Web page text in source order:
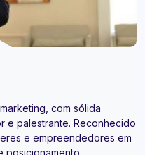
com sólida
e palestrante. Reconhecido
e empreendedores em